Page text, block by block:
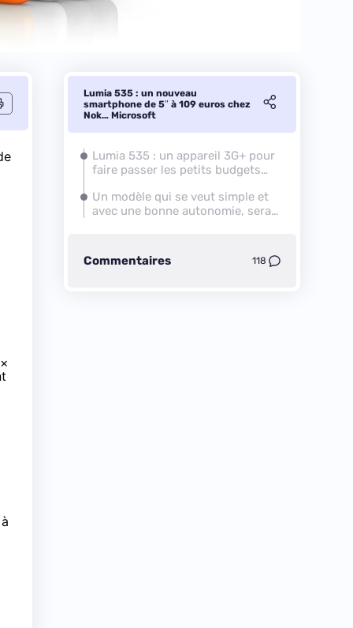
Lumia 535 : un nouveau
smartphone de 5″ à 109 euros chez
Nok… Microsoft
Lumia 535 : un appareil 3G+ pour
faire passer les petits budgets
Un modèle qui se veut simple et
avec une bonne autonomie, sera-
Commentaires 118